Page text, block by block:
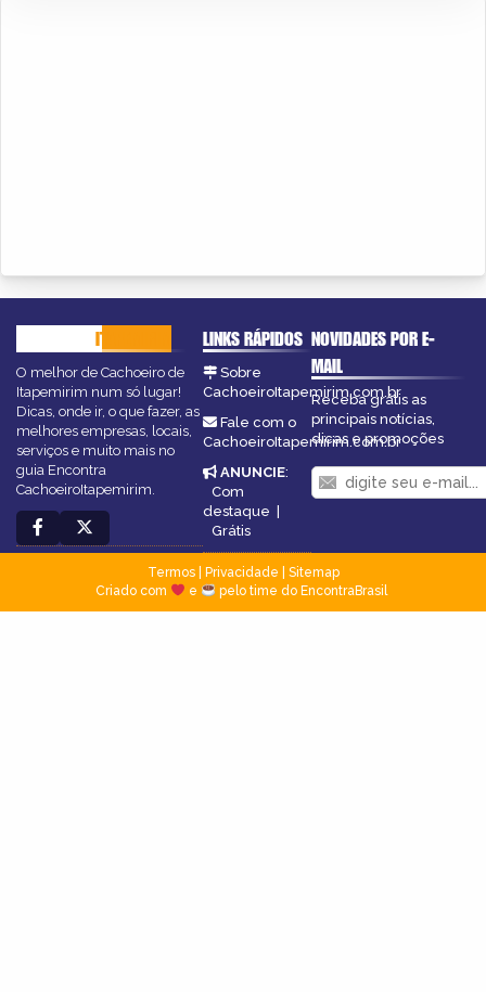
ITAPEMIRIM
O melhor de Cachoeiro de
Itapemirim num só lugar!
Dicas, onde ir, o que fazer, as
melhores empresas, locais,
serviços e muito mais no
guia Encontra
CachoeiroItapemirim.
LINKS RÁPIDOS
Sobre
CachoeiroItapemirim.com.br
Fale com o
CachoeiroItapemirim.com.br
ANUNCIE:
Com
destaque |
Grátis
NOVIDADES POR E-
MAIL
Receba grátis as
principais notícias,
dicas e promoções
Termos| Privacidade
Sitemap
Criado com
e pelo time do EncontraBrasil